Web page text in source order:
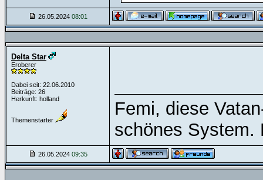
26.05.2024 08:01
Delta Star
Eroberer
Dabei seit: 22.06.2010
Beiträge: 26
Herkunft: holland
Themenstarter
Femi, diese
schönes System.
26.05.2024 09:35